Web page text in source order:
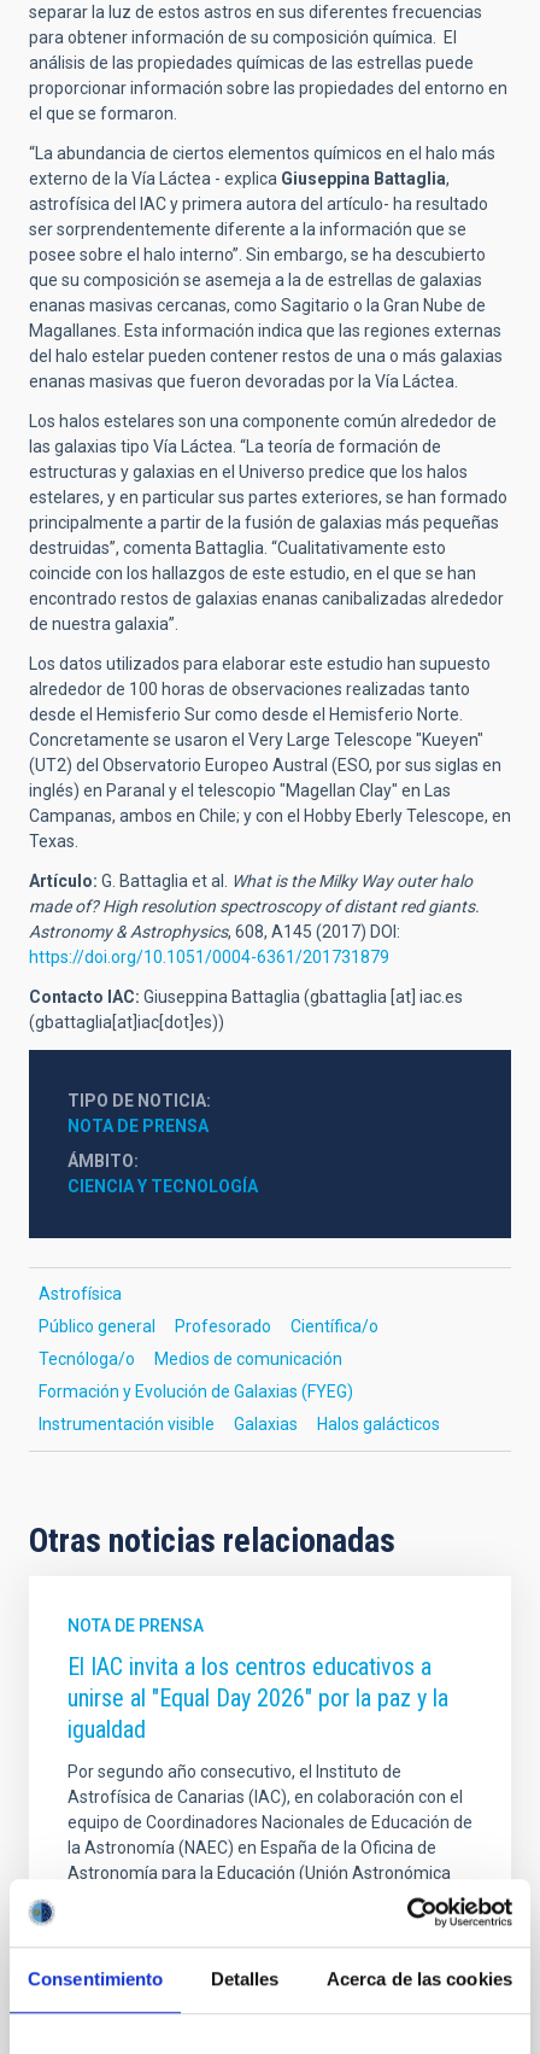
Consentimiento Detalles Acerca de las cookies
separar la luz de estos astros en sus diferentes frecuencias
para obtener información de su composición química. El
análisis de las propiedades químicas de las estrellas puede
proporcionar información sobre las propiedades del entorno en
el que se formaron.
“La abundancia de ciertos elementos químicos en el halo más
externo de la Vía Láctea - explica Giuseppina Battaglia,
astrofísica del IAC y primera autora del artículo- ha resultado
ser sorprendentemente diferente a la información que se
posee sobre el halo interno”. Sin embargo, se ha descubierto
que su composición se asemeja a la de estrellas de galaxias
enanas masivas cercanas, como Sagitario o la Gran Nube de
Magallanes. Esta información indica que las regiones externas
del halo estelar pueden contener restos de una o más galaxias
enanas masivas que fueron devoradas por la Vía Láctea.
Los halos estelares son una componente común alrededor de
las galaxias tipo Vía Láctea. “La teoría de formación de
estructuras y galaxias en el Universo predice que los halos
estelares, y en particular sus partes exteriores, se han formado
principalmente a partir de la fusión de galaxias más pequeñas
destruidas”, comenta Battaglia. “Cualitativamente esto
coincide con los hallazgos de este estudio, en el que se han
encontrado restos de galaxias enanas canibalizadas alrededor
de nuestra galaxia”.
Los datos utilizados para elaborar este estudio han supuesto
alrededor de 100 horas de observaciones realizadas tanto
desde el Hemisferio Sur como desde el Hemisferio Norte.
Concretamente se usaron el Very Large Telescope "Kueyen"
(UT2) del Observatorio Europeo Austral (ESO, por sus siglas en
inglés) en Paranal y el telescopio "Magellan Clay" en Las
Campanas, ambos en Chile; y con el Hobby Eberly Telescope, en
Texas.
Artículo: G. Battaglia et al.
What is the Milky Way outer halo
made of? High resolution spectroscopy of distant red giants.
Astronomy & Astrophysics, 608, A145 (2017) DOI:
https://doi.org/10.1051/0004-6361/201731879
Contacto IAC: Giuseppina Battaglia (gbattaglia [at] iac.es
(gbattaglia[at]iac[dot]es))
TIPO DE NOTICIA
NOTA DE PRENSA
ÁMBITO
CIENCIA Y TECNOLOGÍA
Astrofísica
Público general
Profesorado
Científica/o
Tecnóloga/o
Medios de comunicación
Formación y Evolución de Galaxias (FYEG)
Instrumentación visible
Galaxias Halos galácticos
Otras noticias relacionadas
NOTA DE PRENSA
El IAC invita a los centros educativos a
unirse al "Equal Day 2026" por la paz y la
igualdad
Por segundo año consecutivo, el Instituto de
Astrofísica de Canarias (IAC), en colaboración con el
equipo de Coordinadores Nacionales de Educación de
la Astronomía (NAEC) en España de la Oficina de
Astronomía para la Educación (Unión Astronómica
Internacional), se suma a la iniciativa internacional
Equal Day. Este evento global, que se celebrará entre
el 18 y el 23 de marzo de 2026, utiliza la astronomía
como una herramienta para promover la paz, la